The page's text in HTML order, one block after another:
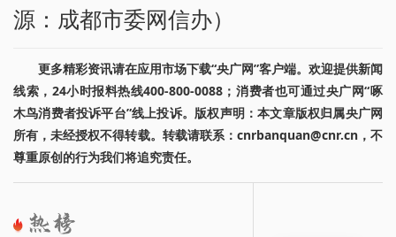
源：成都市委网信办）
更多精彩资讯请在应用市场下载“央广网”客户端。欢迎提供新闻
线索，24小时报料热线400-800-0088；消费者也可通过央广网“啄
木鸟消费者投诉平台”线上投诉。版权声明：本文章版权归属央广网
所有，未经授权不得转载。转载请联系：cnrbanquan@cnr.cn，不
尊重原创的行为我们将追究责任。